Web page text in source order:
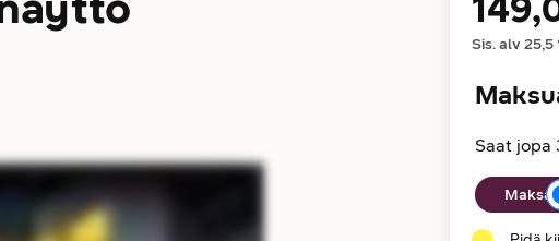
Sis. alv 25,5
Saat jopa
Maksuaika